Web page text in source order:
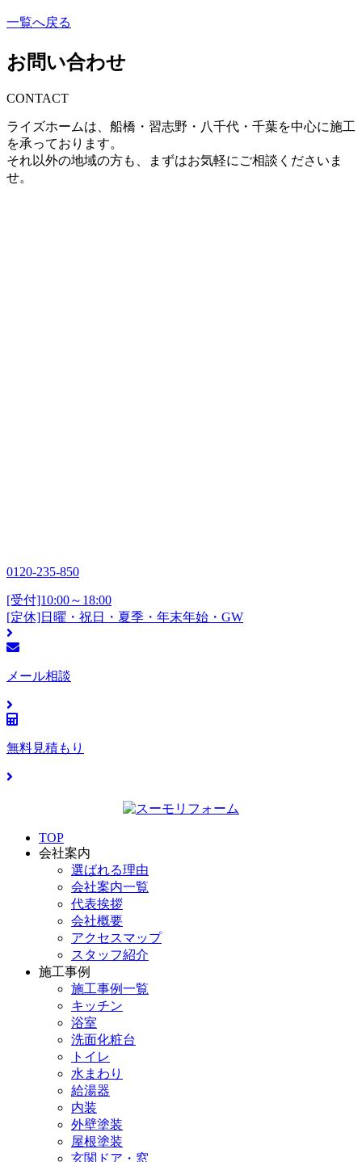
一覧へ戻る
お問い合わせ
CONTACT
ライズホームは、船橋・習志野・八千代・千葉を中心に施工
を承っております。
それ以外の地域の方も、まずはお気軽にご相談くださいま
せ。
0120-235-850
[受付]10:00～18:00
[定休]日曜・祝日・夏季・年末年始・GW
メール相談
無料見積もり
TOP
会社案内
選ばれる理由
会社案内一覧
代表挨拶
会社概要
アクセスマップ
スタッフ紹介
施工事例
施工事例一覧
キッチン
浴室
洗面化粧台
トイレ
水まわり
給湯器
内装
外壁塗装
屋根塗装
玄関ドア・窓